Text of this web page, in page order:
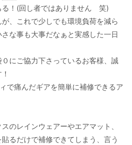
る！(回し者ではありません 笑)
、これで少しでも環境負荷を減ら
な事も大事だなぁと実感した一日
にご協力下さっているお客様、誠
で痛んだギアを簡単に補修できるア
のレインウェアーやエアマット、
るだけで補修できてしまう、言う